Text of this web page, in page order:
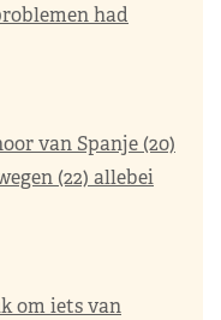
had
van Spanje (20)
(22) allebei
om iets van